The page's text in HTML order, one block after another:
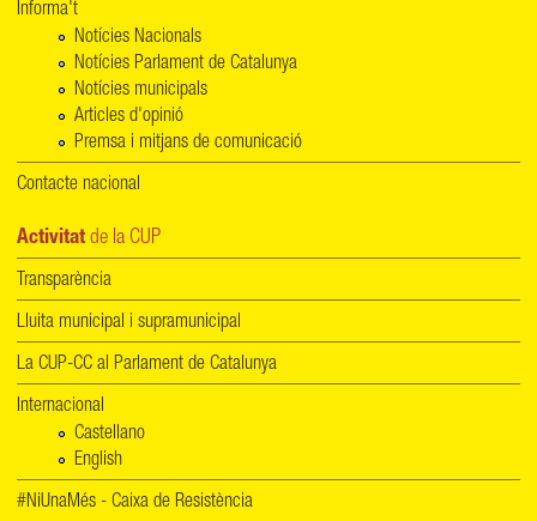
Informa't
Notícies Nacionals
Notícies Parlament de Catalunya
Notícies municipals
Articles d'opinió
Premsa i mitjans de comunicació
Contacte nacional
Activitat de la CUP
Transparència
Lluita municipal i supramunicipal
La CUP-CC al Parlament de Catalunya
Internacional
Castellano
English
#NiUnaMés - Caixa de Resistència